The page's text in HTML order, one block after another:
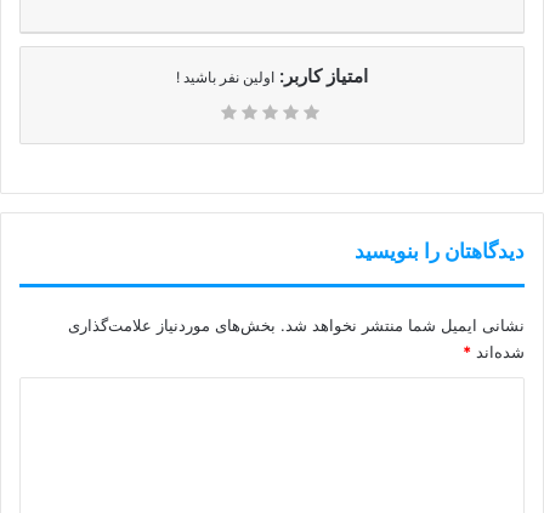
امتیاز کاربر: اولین نفر باشید !
دیدگاهتان را بنویسید
نشانی ایمیل شما منتشر نخواهد شد. بخش‌های موردنیاز علامت‌گذاری
شده‌اند *